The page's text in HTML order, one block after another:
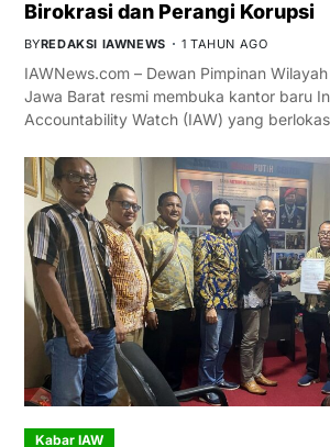
Birokrasi dan Perangi Korupsi
BYREDAKSI IAWNEWS 1 TAHUN AGO
IAWNews.com – Dewan Pimpinan
Jawa Barat resmi membuka kantor baru
Accountability Watch (IAW) yang
Kabar IAW